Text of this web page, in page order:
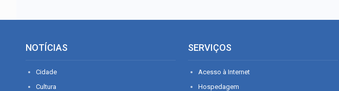
NOTÍCIAS
Cidade
Cultura
SERVIÇOS
Acesso à Internet
Hospedagem